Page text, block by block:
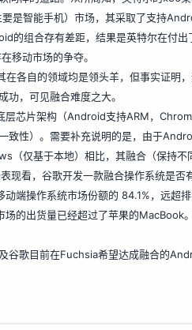
是智能手机）市场，其采取了支持
的组合存有差距，结果是英特尔在付出
移动市场的争夺。
各自的领域均是领头羊，但事实证明
，可见融合难度之大。
芯片架构（Android支持ARM，
致性）。需要补充说明的是，由于
仅基于本地）相比，其融合（保持不
看，谷歌开发一款融合操作系统是否
端操作系统市场份额的 84.1%，远超
的出货量已经超过了苹果的MacBook
谷歌目前在Fuchsia希望达成融合的